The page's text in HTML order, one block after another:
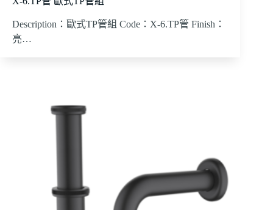
Description：歐式TP管組 Code：X-6.TP管 Finish：
亮…